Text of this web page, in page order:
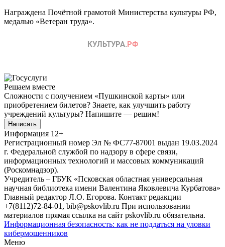
Награждена Почётной грамотой Министерства культуры РФ,
медалью «Ветеран труда».
Решаем вместе
Сложности с получением «Пушкинской карты» или
приобретением билетов? Знаете, как улучшить работу
учреждений культуры? Напишите — решим!
Написать
Информация 12+
Регистрационный номер Эл № ФС77-87001 выдан 19.03.2024
г. Федеральной службой по надзору в сфере связи,
информационных технологий и массовых коммуникаций
(Роскомнадзор).
Учредитель – ГБУК «Псковская областная универсальная
научная библиотека имени Валентина Яковлевича Курбатова»
Главный редактор Л.О. Егорова. Контакт редакции
+7(8112)72-84-01, bib@pskovlib.ru При использовании
материалов прямая ссылка на сайт pskovlib.ru обязательна.
Информационная безопасность: как не поддаться на уловки
кибермошенников
Меню